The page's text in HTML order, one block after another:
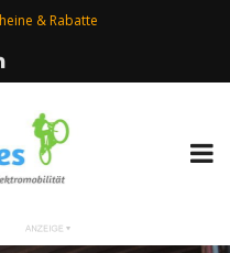
& Rabatte